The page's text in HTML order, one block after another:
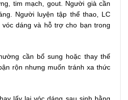
tim mạch, gout. Người già cần
Người luyện tập thể thao, LC
dáng và hỗ trợ cho bạn trong
cần bổ sung hoặc thay thế
rộn nhưng muốn tránh xa thức